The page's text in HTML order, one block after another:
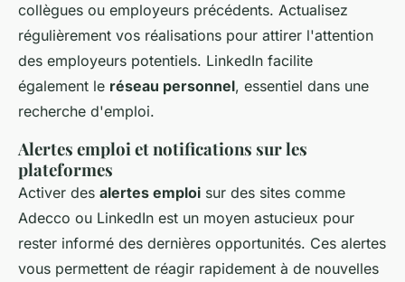
collègues ou employeurs précédents. Actualisez
régulièrement vos réalisations pour attirer l'attention
des employeurs potentiels. LinkedIn facilite
également le réseau personnel, essentiel dans une
recherche d'emploi.
Alertes emploi et notifications sur les
plateformes
Activer des alertes emploi sur des sites comme
Adecco ou LinkedIn est un moyen astucieux pour
rester informé des dernières opportunités. Ces alertes
vous permettent de réagir rapidement à de nouvelles